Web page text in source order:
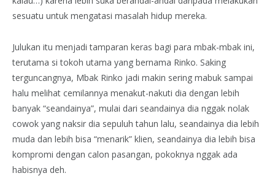
sesuatu untuk mengatasi masalah hidup mereka.
Julukan itu menjadi tamparan keras bagi para mbak-mbak ini,
terutama si tokoh utama yang bernama Rinko. Saking
terguncangnya, Mbak Rinko jadi makin sering mabuk sampai
halu melihat cemilannya menakut-nakuti dia dengan lebih
banyak “seandainya”, mulai dari seandainya dia nggak nolak
cowok yang naksir dia sepuluh tahun lalu, seandainya dia lebih
muda dan lebih bisa “menarik” klien, seandainya dia lebih bisa
kompromi dengan calon pasangan, pokoknya nggak ada
habisnya deh.